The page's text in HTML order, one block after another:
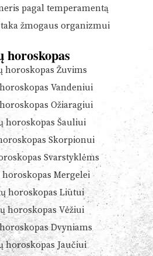
pagal temperamentą
žmogaus organizmui
horoskopas
horoskopas Žuvims
Vandeniui
Ožiaragiui
horoskopas Šauliui
Skorpionui
Svarstyklėms
horoskopas Mergelei
horoskopas Liūtui
horoskopas Vėžiui
Dvyniams
horoskopas Jaučiui